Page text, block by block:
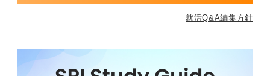
就活Q&A編集方針